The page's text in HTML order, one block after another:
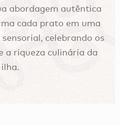
abordagem autêntica
cada prato em uma
celebrando os
a riqueza culinária da
ilha.